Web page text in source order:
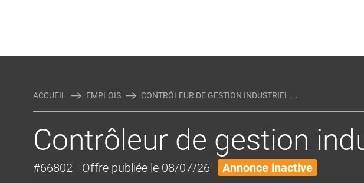
ACCUEIL EMPLOIS CONTRÔLEUR DE GESTION INDUSTRIEL ...
Contrôleur de gestion
#66802 - Offre publiée le 08/07/26 Annonce inactive